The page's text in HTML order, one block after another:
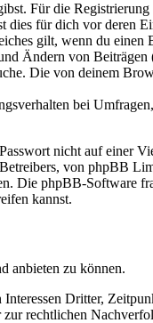
Für die
dies für dich vor deren
gilt, wenn du
Ändern von
Die von deinem
bei
nicht auf einer
von phpBB
Die phpBB-Software
kannst.
anbieten zu können.
Dritter,
rechtlichen